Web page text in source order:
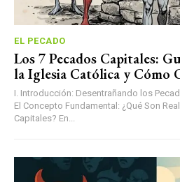
EL PECADO
Los 7 Pecados Capitales:
la Iglesia Católica y Cómo
I. Introducción: Desentrañando los
El Concepto Fundamental: ¿Qué Son
Capitales? En...